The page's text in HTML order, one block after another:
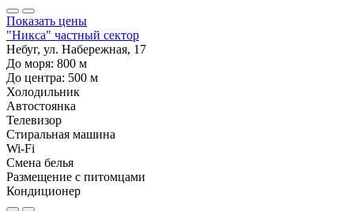
Показать цены
"Никса" частный сектор
Небуг, ул. Набережная, 17
До моря: 800 м
До центра: 500 м
Холодильник
Автостоянка
Телевизор
Стиральная машина
Wi-Fi
Смена белья
Размещение с питомцами
Кондиционер